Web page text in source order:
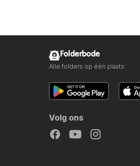
Folderbode
Alle folders op één plaats
Volg ons